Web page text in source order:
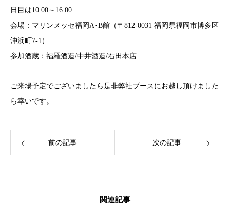
日目は10:00～16:00
会場：マリンメッセ福岡A･B館（〒812-0031 福岡県福岡市博多区
沖浜町7-1）
参加酒蔵：福羅酒造/中井酒造/右田本店
ご来場予定でございましたら是非弊社ブースにお越し頂けました
ら幸いです。
前の記事 次の記事
関連記事